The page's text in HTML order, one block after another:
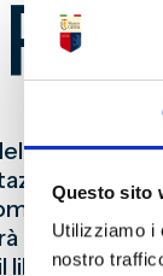
Questo sito
Utilizziamo i
nostro
Storia
dei
a vostra
libretto di